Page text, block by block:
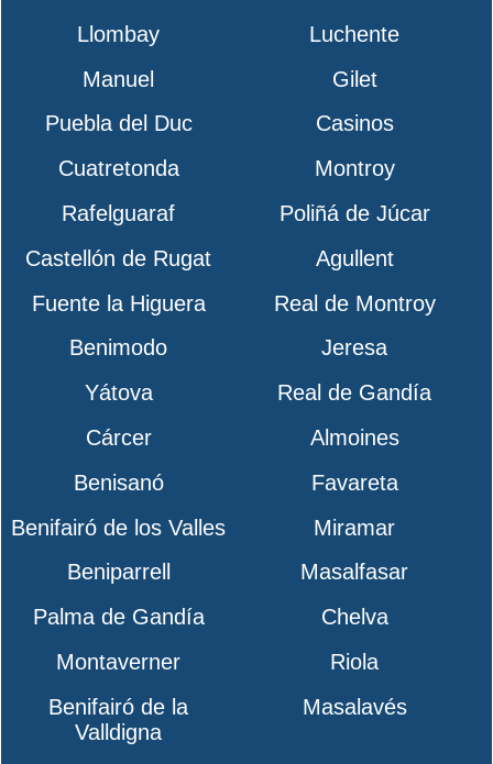
Llombay
Luchente
Manuel
Gilet
Puebla del Duc
Casinos
Cuatretonda
Montroy
Rafelguaraf
Poliñá de Júcar
Castellón de Rugat
Agullent
Fuente la Higuera
Real de Montroy
Benimodo
Jeresa
Yátova
Real de Gandía
Cárcer
Almoines
Benisanó
Favareta
Benifairó de los Valles
Miramar
Beniparrell
Masalfasar
Palma de Gandía
Chelva
Montaverner
Riola
Benifairó de la
Valldigna
Masalavés